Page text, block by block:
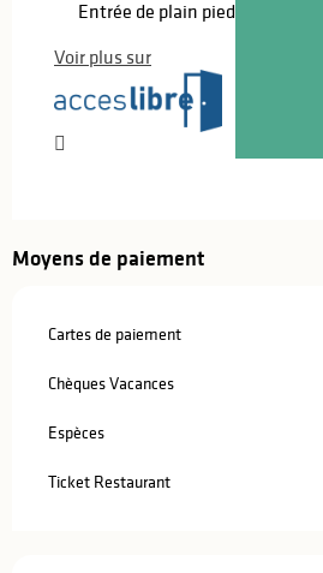
Entrée de plain pied
Voir plus sur
Moyens de paiement
Cartes de paiement
Chèques Vacances
Espèces
Ticket Restaurant